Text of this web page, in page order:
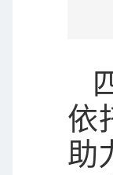
依
助